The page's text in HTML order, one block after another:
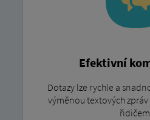
Efektivní
Dotazy lze rychle a
výměnou textových